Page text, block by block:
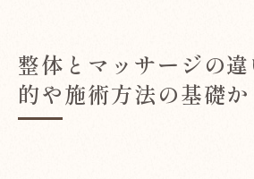
店舗概要
整体とマッサージの
的や施術方法の基礎